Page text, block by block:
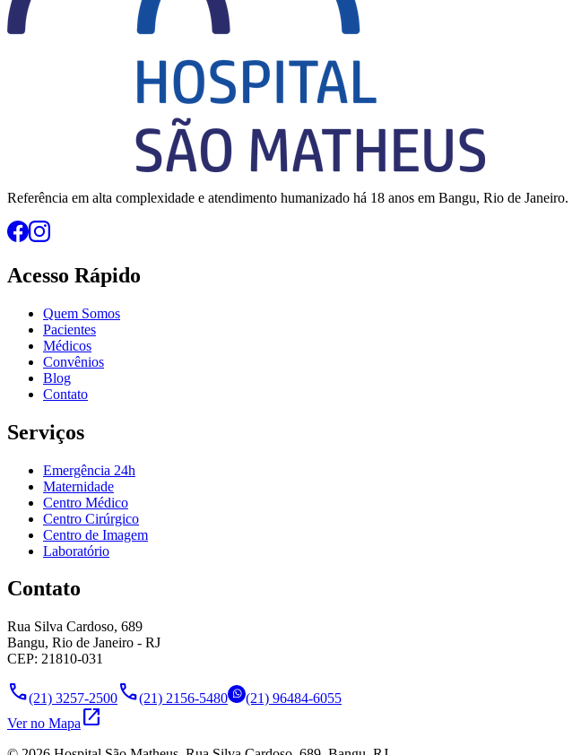
Referência em alta complexidade e atendimento humanizado há 18 anos em Bangu, Rio de Janeiro.
Acesso Rápido
Quem Somos
Pacientes
Médicos
Convênios
Blog
Contato
Serviços
Emergência 24h
Maternidade
Centro Médico
Centro Cirúrgico
Centro de Imagem
Laboratório
Contato
Rua Silva Cardoso, 689
Bangu, Rio de Janeiro - RJ
CEP: 21810-031
call(21) 3257-2500call(21) 2156-5480
(21) 96484-6055
Ver no Mapa open_in_new